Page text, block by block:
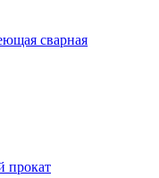
сварная
прокат